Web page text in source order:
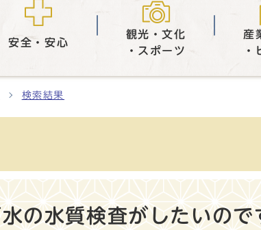
安全・安心
観光・文化
・スポーツ
産
・
検索結果
の水質検査がしたいので